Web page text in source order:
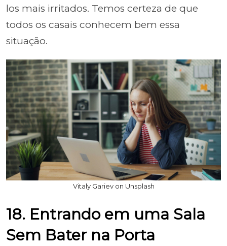
los mais irritados. Temos certeza de que
todos os casais conhecem bem essa
situação.
Vitaly Gariev on Unsplash
18. Entrando em uma Sala
Sem Bater na Porta